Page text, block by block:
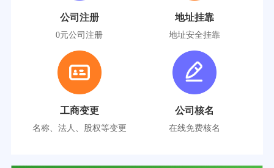
公司注册
0元公司注册
地址挂靠
地址安全挂靠
工商变更
名称、法人、股权等变更
公司核名
在线免费核名